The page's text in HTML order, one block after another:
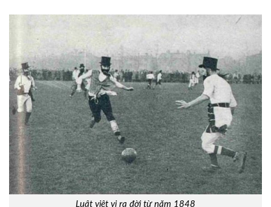
Luật việt vị ra đời từ năm 1848